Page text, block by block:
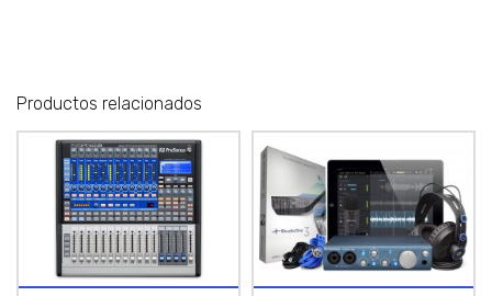
Productos relacionados